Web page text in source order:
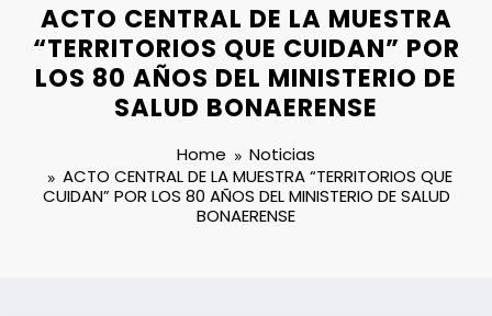
ACTO CENTRAL DE LA MUESTRA
“TERRITORIOS QUE CUIDAN” POR
LOS 80 AÑOS DEL MINISTERIO DE
SALUD BONAERENSE
Home
Noticias
ACTO CENTRAL DE LA MUESTRA “TERRITORIOS QUE
CUIDAN” POR LOS 80 AÑOS DEL MINISTERIO DE SALUD
BONAERENSE